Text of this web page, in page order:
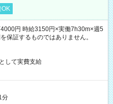
OK
円 時給3150円×実働7h30m×週5
保証するものではありません。
して実費支給
分